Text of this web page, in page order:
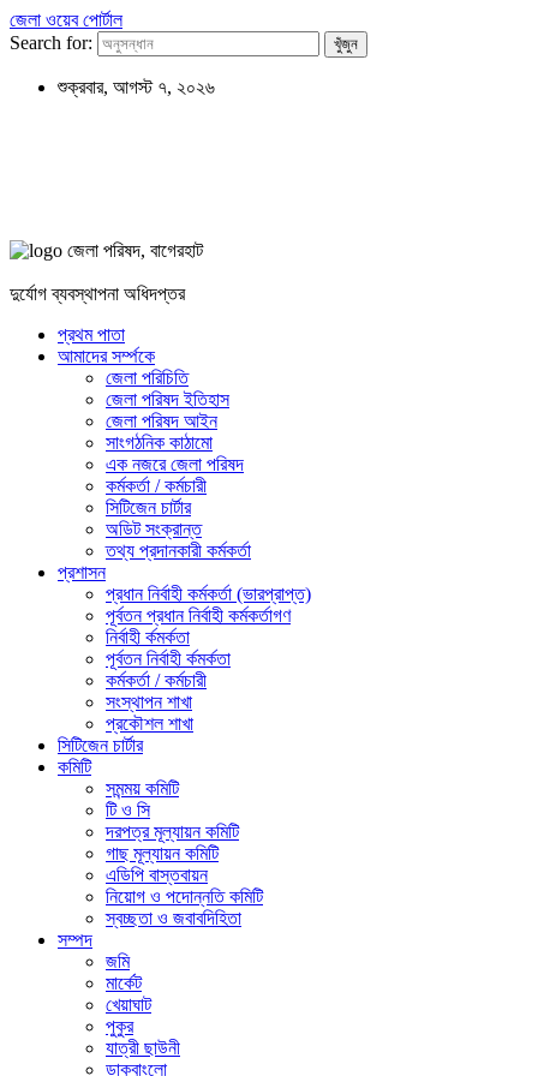
জেলা ওয়েব পোর্টাল
Search for:
শুক্রবার, আগস্ট ৭, ২০২৬
জেলা পরিষদ, বাগেরহাট
দুর্যোগ ব্যবস্থাপনা অধিদপ্তর
প্রথম পাতা
আমাদের সর্ম্পকে
জেলা পরিচিতি
জেলা পরিষদ ইতিহাস
জেলা পরিষদ আইন
সাংগঠনিক কাঠামো
এক নজরে জেলা পরিষদ
কর্মকর্তা / কর্মচারী
সিটিজেন চার্টার
অডিট সংক্রান্ত
তথ্য প্রদানকারী কর্মকর্তা
প্রশাসন
প্রধান নির্বাহী কর্মকর্তা (ভারপ্রাপ্ত)
পূর্বতন প্রধান নির্বাহী কর্মকর্তাগণ
নির্বাহী র্কমর্কতা
পূর্বতন নির্বাহী র্কমর্কতা
কর্মকর্তা / কর্মচারী
সংস্থাপন শাখা
প্রকৌশল শাখা
সিটিজেন চার্টার
কমিটি
সমন্ময় কমিটি
টি ও সি
দরপত্র মূল্যায়ন কমিটি
গাছ মূল্যায়ন কমিটি
এডিপি বাস্তবায়ন
নিয়োগ ও পদোন্নতি কমিটি
স্বচ্ছতা ও জবাবদিহিতা
সম্পদ
জমি
মার্কেট
খেয়াঘাট
পুকুর
যাত্রী ছাউনী
ডাকবাংলো